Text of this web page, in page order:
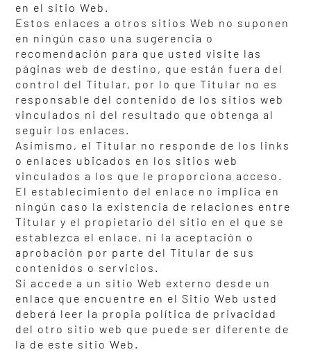
en el sitio Web.
Estos enlaces a otros sitios Web no suponen
en ningún caso una sugerencia o
recomendación para que usted visite las
páginas web de destino, que están fuera del
control del Titular, por lo que Titular no es
responsable del contenido de los sitios web
vinculados ni del resultado que obtenga al
seguir los enlaces.
Asimismo, el Titular no responde de los links
o enlaces ubicados en los sitios web
vinculados a los que le proporciona acceso.
El establecimiento del enlace no implica en
ningún caso la existencia de relaciones entre
Titular y el propietario del sitio en el que se
establezca el enlace, ni la aceptación o
aprobación por parte del Titular de sus
contenidos o servicios.
Si accede a un sitio Web externo desde un
enlace que encuentre en el Sitio Web usted
deberá leer la propia política de privacidad
del otro sitio web que puede ser diferente de
la de este sitio Web.